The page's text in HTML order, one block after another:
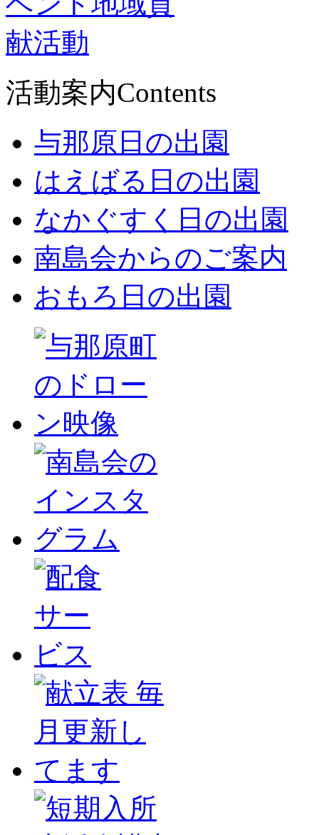
活動案内Contents
与那原日の出園
はえばる日の出園
なかぐすく日の出園
南島会からのご案内
おもろ日の出園